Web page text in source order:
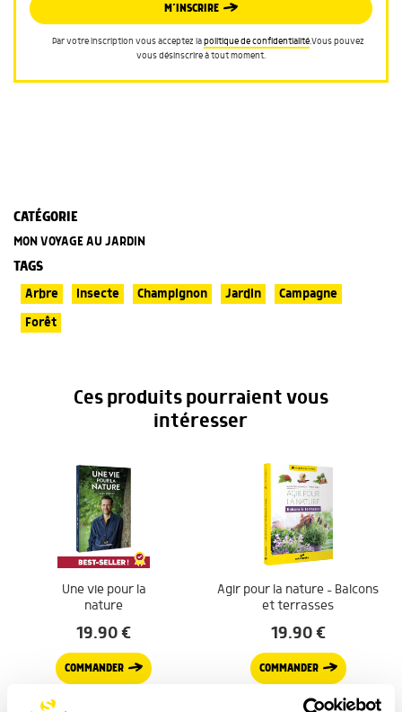
M’INSCRIRE
Par votre inscription vous acceptez lapolitique de confidentialité.Vous pouvez
vous désinscrire à tout moment.
CATÉGORIE
MON VOYAGE AU JARDIN
TAGS
Arbre Insecte Champignon Jardin
Campagne
Forêt
Ces produits pourraient vous
intéresser
Une vie pour la
nature
19.90€
COMMANDER
Agir pour la nature – Balcons
et terrasses
19.90€
COMMANDER